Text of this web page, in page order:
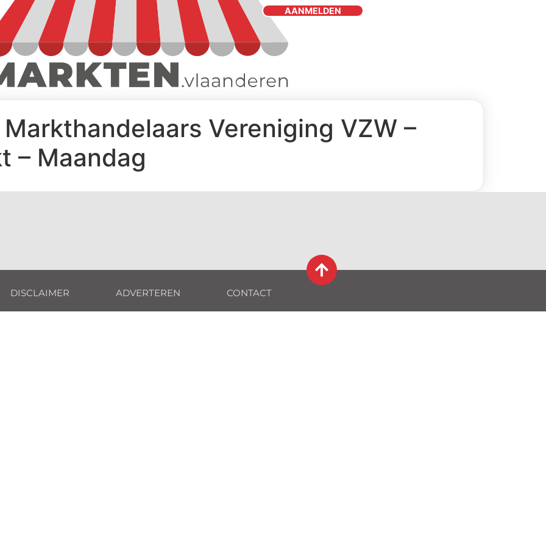
AANMELDEN
Vereniging VZW –
– Maandag
DISCLAIMER ADVERTEREN CONTACT